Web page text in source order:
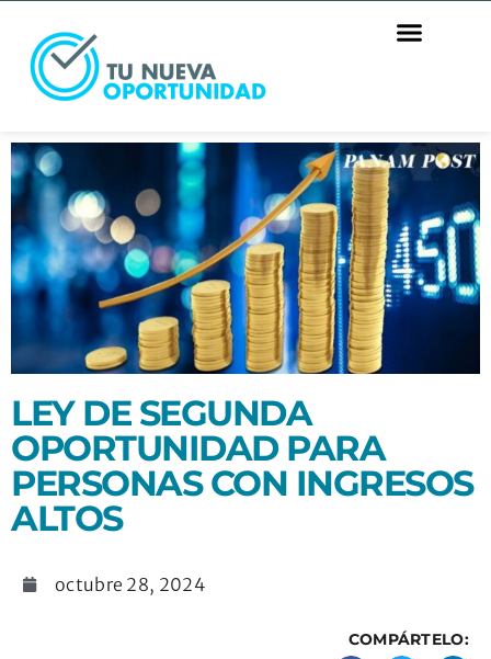
LEY DE SEGUNDA
OPORTUNIDAD PARA
PERSONAS CON INGRESOS
ALTOS
octubre 28, 2024
COMPÁRTELO: